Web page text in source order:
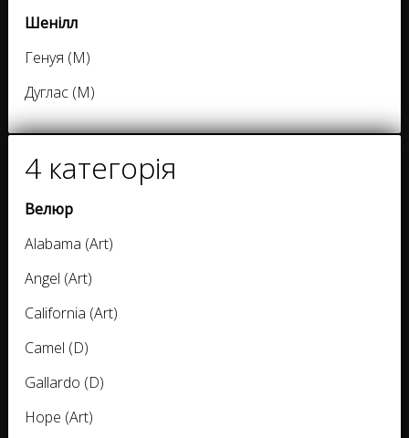
Шенілл
Генуя (M)
Дуглас (M)
4 категорія
Велюр
Alabama (Art)
Angel (Art)
California (Art)
Camel (D)
Gallardo (D)
Hope (Art)